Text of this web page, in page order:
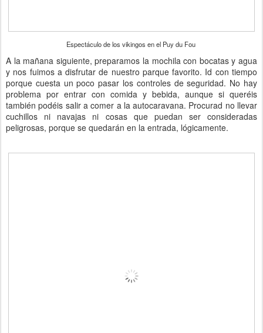
Espectáculo de los vikingos en el Puy du Fou
A la mañana siguiente, preparamos la mochila con bocatas y agua
y nos fuimos a disfrutar de nuestro parque favorito. Id con tiempo
porque cuesta un poco pasar los controles de seguridad. No hay
problema por entrar con comida y bebida, aunque si queréis
también podéis salir a comer a la autocaravana. Procurad no llevar
cuchillos ni navajas ni cosas que puedan ser consideradas
peligrosas, porque se quedarán en la entrada, lógicamente.